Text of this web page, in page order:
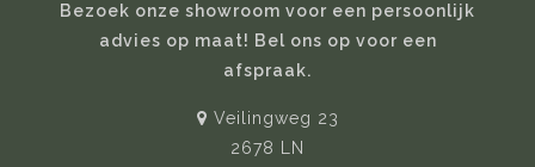
Bezoek onze showroom voor een persoonlijk
advies op maat! Bel ons op voor een
afspraak.
Veilingweg 23
2678 LN